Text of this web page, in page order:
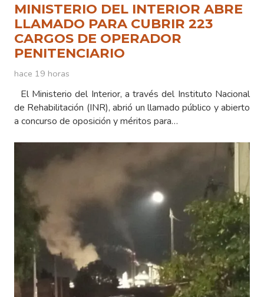
MINISTERIO DEL INTERIOR ABRE
LLAMADO PARA CUBRIR 223
CARGOS DE OPERADOR
PENITENCIARIO
hace 19 horas
El Ministerio del Interior, a través del Instituto Nacional
de Rehabilitación (INR), abrió un llamado público y abierto
a concurso de oposición y méritos para…